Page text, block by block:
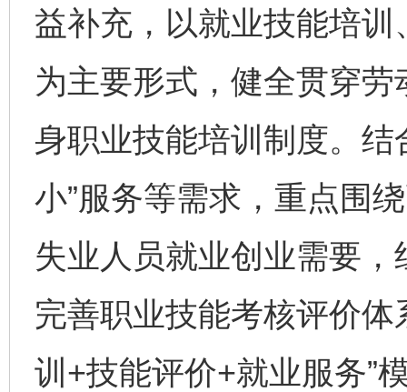
益补充，以就业技能培
为主要形式，健全贯穿
身职业技能培训制度。结
小”服务等需求，重点围
失业人员就业创业需要
完善职业技能考核评价
训+技能评价+就业服务”